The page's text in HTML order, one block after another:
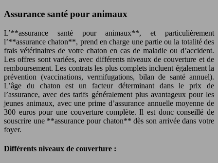
Assurance santé pour animaux
L’**assurance santé pour animaux**, et particulièrement
l’**assurance chaton**, prend en charge une partie ou la totalité des
frais vétérinaires de votre chaton en cas de maladie ou d’accident.
Les offres sont variées, avec différents niveaux de couverture et de
remboursement. Les contrats les plus complets incluent également la
prévention (vaccinations, vermifugations, bilan de santé annuel).
L’âge du chaton est un facteur déterminant dans le prix de
l’assurance, avec des tarifs généralement plus avantageux pour les
jeunes animaux, avec une prime d’assurance annuelle moyenne de
300 euros pour une couverture complète. Il est donc conseillé de
souscrire une **assurance pour chaton** dès son arrivée dans votre
foyer.
Différents niveaux de couverture :